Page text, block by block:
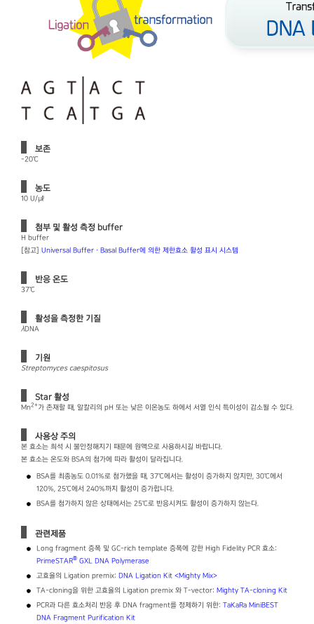
보존
-20℃
농도
10 U/㎕
첨부 및 활성 측정 buffer
H buffer
[참고] Universal Buffer · Basal Buffer에 의한 제한효소 활성 표시 시스템
반응 온도
37℃
활성을 측정한 기질
λDNA
기원
Streptomyces caespitosus
Star 활성
Mn2+가 존재할 때, 알칼리의 pH 또는 낮은 이온농도 하에서 서열 인식 특이성이 감소될 수 있다.
사용상 주의
본 효소는 희석 시 불안정해지기 때문에 원액으로 사용하시길 바랍니다.
본 효소는 온도와 BSA의 첨가에 따라 활성이 달라집니다.
BSA를 최종농도 0.01%로 첨가했을 때, 37℃에서는 활성이 증가하지 않지만, 30℃에서
120%, 25℃에서 240%까지 활성이 증가합니다.
BSA를 첨가하지 않은 상태에서는 25℃로 반응시켜도 활성이 증가하지 않는다.
관련제품
Long fragment 증폭 및 GC-rich template 증폭에 강한 High Fidelity PCR 효소:
PrimeSTAR® GXL DNA Polymerase
고효율의 Ligation premix: DNA Ligation Kit ＜Mighty Mix＞
TA-cloning을 위한 고효율의 Ligation premix 와 T-vector: Mighty TA-cloning Kit
PCR과 다른 효소처리 반응 후 DNA fragment를 정제하기 위한: TaKaRa MiniBEST
DNA Fragment Purification Kit